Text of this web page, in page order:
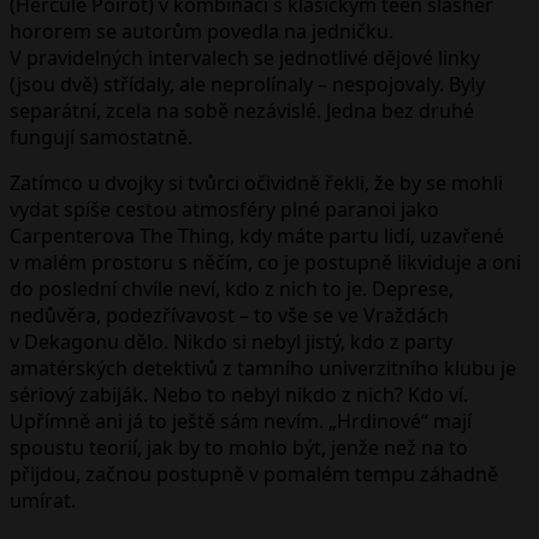
hororem se autorům povedla na jedničku.
V pravidelných intervalech se jednotlivé dějové linky
(jsou dvě) střídaly, ale neprolínaly – nespojovaly. Byly
separátní, zcela na sobě nezávislé. Jedna bez druhé
fungují samostatně.
Zatímco u dvojky si tvůrci očividně řekli, že by se mohli
vydat spíše cestou atmosféry plné paranoi jako
Carpenterova The Thing, kdy máte partu lidí, uzavřené
v malém prostoru s něčím, co je postupně likviduje a oni
do poslední chvíle neví, kdo z nich to je. Deprese,
nedůvěra, podezřívavost – to vše se ve Vraždách
v Dekagonu dělo. Nikdo si nebyl jistý, kdo z party
amatérských detektivů z tamního univerzitního klubu je
sériový zabiják. Nebo to nebyl nikdo z nich? Kdo ví.
Upřímně ani já to ještě sám nevím. „Hrdinové“ mají
spoustu teorií, jak by to mohlo být, jenže než na to
přijdou, začnou postupně v pomalém tempu záhadně
umírat.